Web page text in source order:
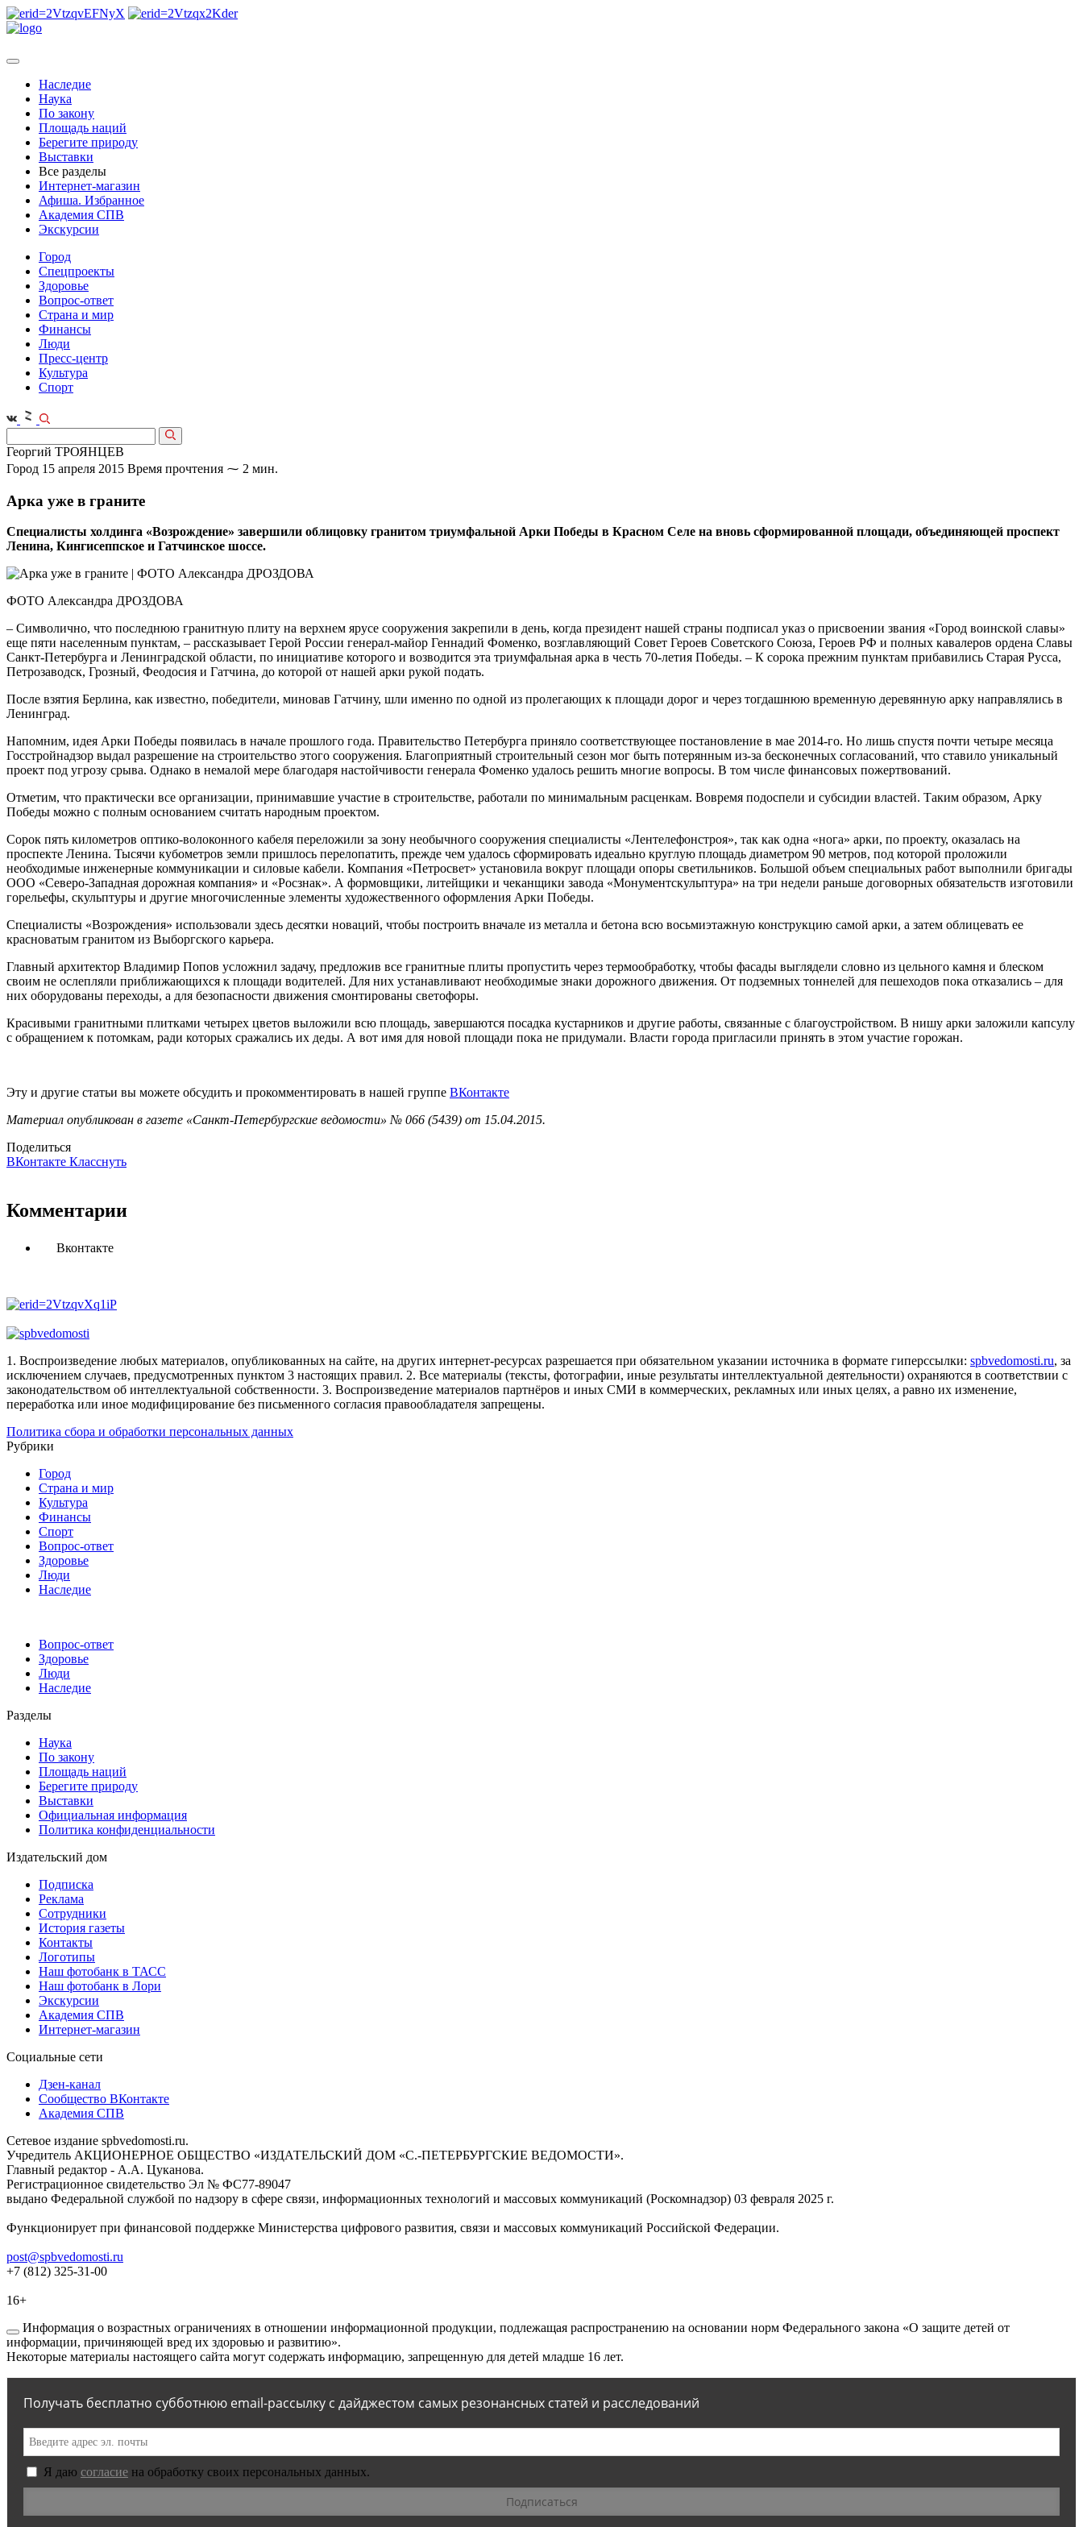
Наследие
Наука
По закону
Площадь наций
Берегите природу
Выставки
Все разделы
Интернет-магазин
Афиша. Избранное
Академия СПВ
Экскурсии
Город
Спецпроекты
Здоровье
Вопрос-ответ
Страна и мир
Финансы
Люди
Пресс-центр
Культура
Спорт
Георгий ТРОЯНЦЕВ
Город 15 апреля 2015 Время прочтения ⁓ 2 мин.
Арка уже в граните
Специалисты холдинга «Возрождение» завершили облицовку гранитом триумфальной Арки Победы в Красном Селе на вновь сформированной площади, объединяющей проспект
Ленина, Кингисеппское и Гатчинское шоссе.
ФОТО Александра ДРОЗДОВА
– Символично, что последнюю гранитную плиту на верхнем ярусе сооружения закрепили в день, когда президент нашей страны подписал указ о присвоении звания «Город воинской славы»
еще пяти населенным пунктам, – рассказывает Герой России генерал-майор Геннадий Фоменко, возглавляющий Совет Героев Советского Союза, Героев РФ и полных кавалеров ордена Славы
Санкт-Петербурга и Ленинградской области, по инициативе которого и возводится эта триумфальная арка в честь 70-летия Победы. – К сорока прежним пунктам прибавились Старая Русса,
Петрозаводск, Грозный, Феодосия и Гатчина, до которой от нашей арки рукой подать.
После взятия Берлина, как известно, победители, миновав Гатчину, шли именно по одной из пролегающих к площади дорог и через тогдашнюю временную деревянную арку направлялись в
Ленинград.
Напомним, идея Арки Победы появилась в начале прошлого года. Правительство Петербурга приняло соответствующее постановление в мае 2014-го. Но лишь спустя почти четыре месяца
Госстройнадзор выдал разрешение на строительство этого сооружения. Благоприятный строительный сезон мог быть потерянным из-за бесконечных согласований, что ставило уникальный
проект под угрозу срыва. Однако в немалой мере благодаря настойчивости генерала Фоменко удалось решить многие вопросы. В том числе финансовых пожертвований.
Отметим, что практически все организации, принимавшие участие в строительстве, работали по минимальным расценкам. Вовремя подоспели и субсидии властей. Таким образом, Арку
Победы можно с полным основанием считать народным проектом.
Сорок пять километров оптико-волоконного кабеля переложили за зону необычного сооружения специалисты «Лентелефонстроя», так как одна «нога» арки, по проекту, оказалась на
проспекте Ленина. Тысячи кубометров земли пришлось перелопатить, прежде чем удалось сформировать идеально круглую площадь диаметром 90 метров, под которой проложили
необходимые инженерные коммуникации и силовые кабели. Компания «Петросвет» установила вокруг площади опоры светильников. Большой объем специальных работ выполнили бригады
ООО «Северо-Западная дорожная компания» и «Росзнак». А формовщики, литейщики и чеканщики завода «Монументскульптура» на три недели раньше договорных обязательств изготовили
горельефы, скульптуры и другие многочисленные элементы художественного оформления Арки Победы.
Специалисты «Возрождения» использовали здесь десятки новаций, чтобы построить вначале из металла и бетона всю восьмиэтажную конструкцию самой арки, а затем облицевать ее
красноватым гранитом из Выборгского карьера.
Главный архитектор Владимир Попов усложнил задачу, предложив все гранитные плиты пропустить через термообработку, чтобы фасады выглядели словно из цельного камня и блеском
своим не ослепляли приближающихся к площади водителей. Для них устанавливают необходимые знаки дорожного движения. От подземных тоннелей для пешеходов пока отказались – для
них оборудованы переходы, а для безопасности движения смонтированы светофоры.
Красивыми гранитными плитками четырех цветов выложили всю площадь, завершаются посадка кустарников и другие работы, связанные с благоустройством. В нишу арки заложили капсулу
с обращением к потомкам, ради которых сражались их деды. А вот имя для новой площади пока не придумали. Власти города пригласили принять в этом участие горожан.
Эту и другие статьи вы можете обсудить и прокомментировать в нашей группе ВКонтакте
Материал опубликован в газете «Санкт-Петербургские ведомости» № 066 (5439) от 15.04.2015.
Поделиться
ВКонтакте Класснуть
Комментарии
Вконтакте
1. Воспроизведение любых материалов, опубликованных на сайте, на других интернет-ресурсах разрешается при обязательном указании источника в формате гиперссылки: spbvedomosti.ru, за
исключением случаев, предусмотренных пунктом 3 настоящих правил. 2. Все материалы (тексты, фотографии, иные результаты интеллектуальной деятельности) охраняются в соответствии с
законодательством об интеллектуальной собственности. 3. Воспроизведение материалов партнёров и иных СМИ в коммерческих, рекламных или иных целях, а равно их изменение,
переработка или иное модифицирование без письменного согласия правообладателя запрещены.
Политика сбора и обработки персональных данных
Рубрики
Город
Страна и мир
Культура
Финансы
Спорт
Вопрос-ответ
Здоровье
Люди
Наследие
Вопрос-ответ
Здоровье
Люди
Наследие
Разделы
Наука
По закону
Площадь наций
Берегите природу
Выставки
Официальная информация
Политика конфиденциальности
Издательский дом
Подписка
Реклама
Сотрудники
История газеты
Контакты
Логотипы
Наш фотобанк в ТАСС
Наш фотобанк в Лори
Экскурсии
Академия СПВ
Интернет-магазин
Социальные сети
Дзен-канал
Сообщество ВКонтакте
Академия СПВ
Сетевое издание spbvedomosti.ru.
Учредитель АКЦИОНЕРНОЕ ОБЩЕСТВО «ИЗДАТЕЛЬСКИЙ ДОМ «С.-ПЕТЕРБУРГСКИЕ ВЕДОМОСТИ».
Главный редактор - А.А. Цуканова.
Регистрационное свидетельство Эл № ФС77-89047
выдано Федеральной службой по надзору в сфере связи, информационных технологий и массовых коммуникаций (Роскомнадзор) 03 февраля 2025 г.
Функционирует при финансовой поддержке Министерства цифрового развития, связи и массовых коммуникаций Российской Федерации.
post@spbvedomosti.ru
+7 (812) 325-31-00
16+
Информация о возрастных ограничениях в отношении информационной продукции, подлежащая распространению на основании норм Федерального закона «О защите детей от
информации, причиняющей вред их здоровью и развитию».
Некоторые материалы настоящего сайта могут содержать информацию, запрещенную для детей младше 16 лет.
Получать бесплатно субботнюю email-рассылку с дайджестом самых резонансных статей и расследований
Я даю согласие на обработку своих персональных данных.